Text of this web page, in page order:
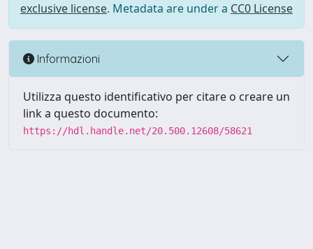
exclusive license. Metadata are under a CC0 License
Informazioni
Utilizza questo identificativo per citare o creare un
link a questo documento:
https://hdl.handle.net/20.500.12608/58621